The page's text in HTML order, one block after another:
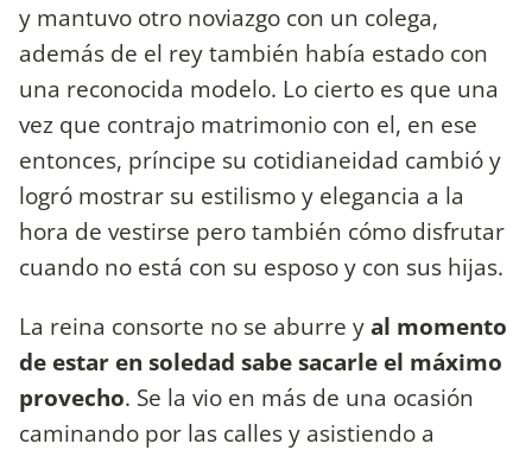
y mantuvo otro noviazgo con un colega,
además de el rey también había estado con
una reconocida modelo. Lo cierto es que una
vez que contrajo matrimonio con el, en ese
entonces, príncipe su cotidianeidad cambió y
logró mostrar su estilismo y elegancia a la
hora de vestirse pero también cómo disfrutar
cuando no está con su esposo y con sus hijas.
La reina consorte no se aburre yal momento
de estar en soledad sabe sacarle el máximo
provecho. Se la vio en más de una ocasión
caminando por las calles y asistiendo a